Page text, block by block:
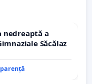
nedreaptă a
Săcălaz